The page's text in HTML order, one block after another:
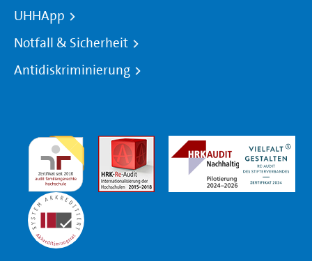
UHHApp
Notfall & Sicherheit
Antidiskriminierung